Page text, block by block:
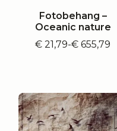
Fotobehang –
Oceanic nature
€ 21,79-€ 655,79
Prijsklasse: